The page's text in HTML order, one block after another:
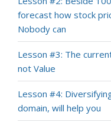
forecast how stock
Nobody can
Lesson #3: The
not Value
Lesson #4:
domain, will help you